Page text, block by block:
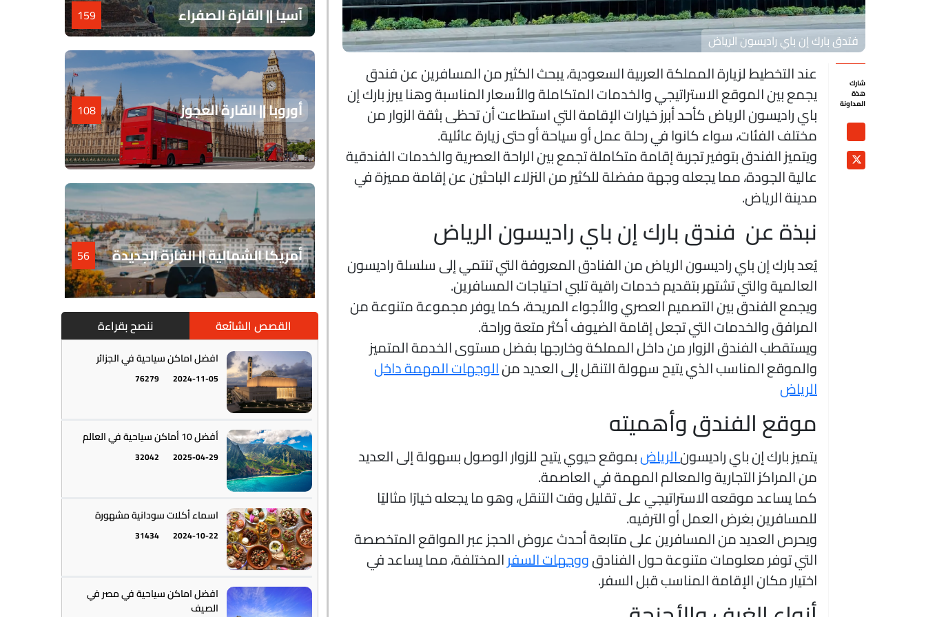
فتدق بارك إن باي راديسون الرياض
شارك
هذة
المداونة
عند التخطيط لزيارة المملكة العربية السعودية، يبحث الكثير من المسافرين عن فندق
يجمع بين الموقع الاستراتيجي والخدمات المتكاملة والأسعار المناسبة وهنا يبرز بارك إن
باي راديسون الرياض كأحد أبرز خيارات الإقامة التي استطاعت أن تحظى بثقة الزوار من
مختلف الفئات، سواء كانوا في رحلة عمل أو سياحة أو حتى زيارة عائلية.
ويتميز الفندق بتوفير تجربة إقامة متكاملة تجمع بين الراحة العصرية والخدمات الفندقية
عالية الجودة، مما يجعله وجهة مفضلة للكثير من النزلاء الباحثين عن إقامة مميزة في
مدينة الرياض.
نبذة عن فندق بارك إن باي راديسون الرياض
يُعد بارك إن باي راديسون الرياض من الفنادق المعروفة التي تنتمي إلى سلسلة راديسون
العالمية والتي تشتهر بتقديم خدمات راقية تلبي احتياجات المسافرين.
ويجمع الفندق بين التصميم العصري والأجواء المريحة، كما يوفر مجموعة متنوعة من
المرافق والخدمات التي تجعل إقامة الضيوف أكثر متعة وراحة.
ويستقطب الفندق الزوار من داخل المملكة وخارجها بفضل مستوى الخدمة المتميز
والموقع المناسب الذي يتيح سهولة التنقل إلى العديد منالوجهات المهمة داخل
الرياض
موقع الفندق وأهميته
يتميز بارك إن باي راديسونالرياضبموقع حيوي يتيح للزوار الوصول بسهولة إلى العديد
من المراكز التجارية والمعالم المهمة في العاصمة.
كما يساعد موقعه الاستراتيجي على تقليل وقت التنقل، وهو ما يجعله خيارًا مثاليًا
للمسافرين بغرض العمل أو الترفيه.
ويحرص العديد من المسافرين على متابعة أحدث عروض الحجز عبر المواقع المتخصصة
التي توفر معلومات متنوعة حول الفنادقووجهات السفرالمختلفة، مما يساعد في
اختيار مكان الإقامة المناسب قبل السفر.
آسيا || القارة الصفراء 159
أوروبا || القارة العجوز 108
أمريكا الشمالية || القارة الجديدة 56
أمريكا الجنوبية || القارة اللاتينية
أستراليا || أوقيانوسيا
القصص الشائعة ننصح بقراءة
افضل اماكن سياحية في الجزائر
2024-11-05
76279
أفضل 10 أماكن سياحية في العالم
2025-04-29
32042
اسماء أكلات سودانية مشهورة
2024-10-22
31434
افضل اماكن سياحية في مصر في
الصيف